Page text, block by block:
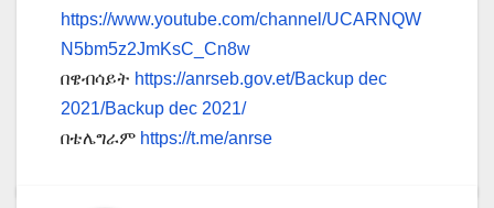
https://www.youtube.com/channel/UCARNQW
N5bm5z2JmKsC_Cn8w
በዌብሳይት https://anrseb.gov.et/Backup dec
2021/Backup dec 2021/
በቴሌግራም https://t.me/anrse